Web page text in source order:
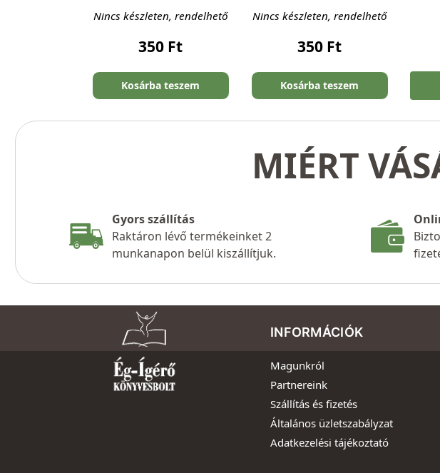
Nincs készleten, rendelhető
350 Ft
Kosárba teszem
Nincs készleten, rendelhető
350 Ft
Kosárba teszem
MIÉRT
Gyors szállítás
Raktáron lévő termékeinket 2
munkanapon belül kiszállítjuk.
INFORMÁCIÓK
Magunkról
Partnereink
Szállítás és fizetés
Általános üzletszabályzat
Adatkezelési tájékoztató